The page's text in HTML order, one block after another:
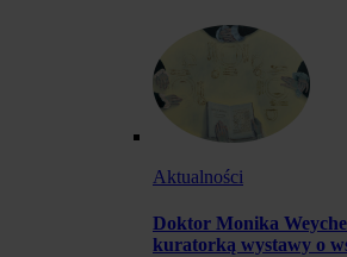
Aktualności
Doktor Monika
kuratorką wystawy o